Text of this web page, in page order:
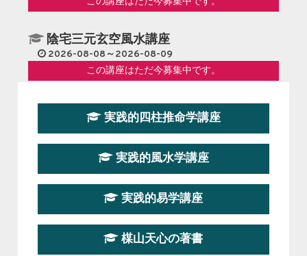
陰宅三元玄空風水講座
2026-08-08～2026-08-09
この講座はただ今募集中です。
第１９期立命塾『実践的易学講座』
2026-08-22～2026-10-25
第19期立命塾実践的四柱推命学講座
2026-03-20～2026-07-19
第１９期立命塾実践的風水学講座
実践的四柱推命学講座
実践的風水学講座
実践的易学講座
楳山天心の著書